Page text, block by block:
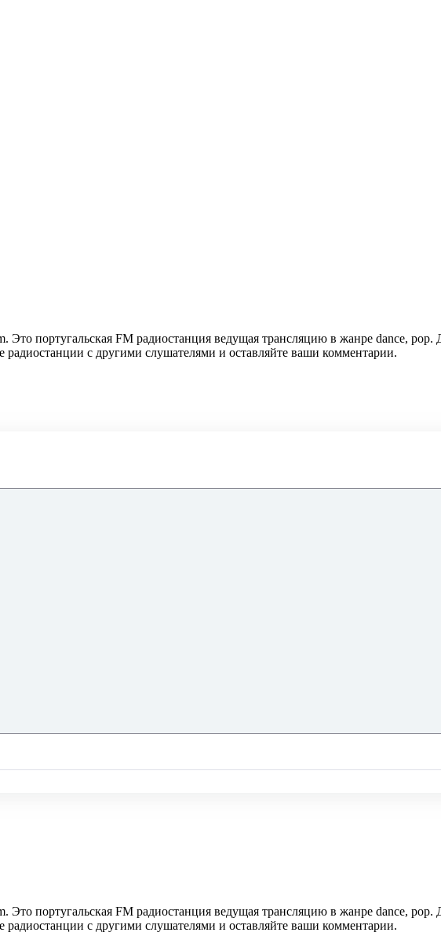
Это португальская FM радиостанция ведущая трансляцию в жанре dance,
радиостанции с другими слушателями и оставляйте ваши комментарии.
Это португальская FM радиостанция ведущая трансляцию в жанре dance,
радиостанции с другими слушателями и оставляйте ваши комментарии.